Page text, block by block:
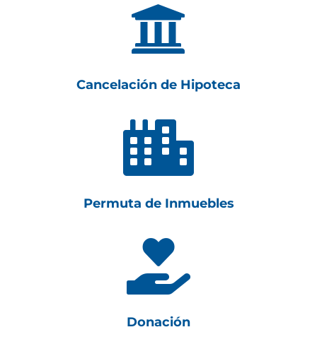

Cancelación de Hipoteca

Permuta de Inmuebles

Donación